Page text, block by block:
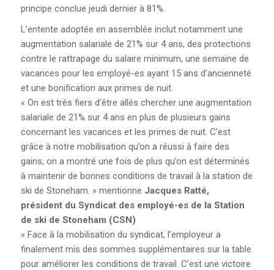
principe conclue jeudi dernier à 81%.
L’entente adoptée en assemblée inclut notamment une
augmentation salariale de 21% sur 4 ans, des protections
contre le rattrapage du salaire minimum, une semaine de
vacances pour les employé-es ayant 15 ans d’ancienneté
et une bonification aux primes de nuit.
« On est très fiers d’être allés chercher une augmentation
salariale de 21% sur 4 ans en plus de plusieurs gains
concernant les vacances et les primes de nuit. C’est
grâce à notre mobilisation qu’on a réussi à faire des
gains, on a montré une fois de plus qu’on est déterminés
à maintenir de bonnes conditions de travail à la station de
ski de Stoneham. » mentionne Jacques Ratté,
président du Syndicat des employé-es de la Station
de ski de Stoneham (CSN)
« Face à la mobilisation du syndicat, l’employeur a
finalement mis des sommes supplémentaires sur la table
pour améliorer les conditions de travail. C’est une victoire
AFFICHES DU CCQCA
COMITÉ DE RELATIONS
INTERCULTURELLES ET
RACISME SYSTÉMIQUE
DOCUMENTS DU
CENTENAIRE
SE SYNDIQUER
SYNDIQUER?